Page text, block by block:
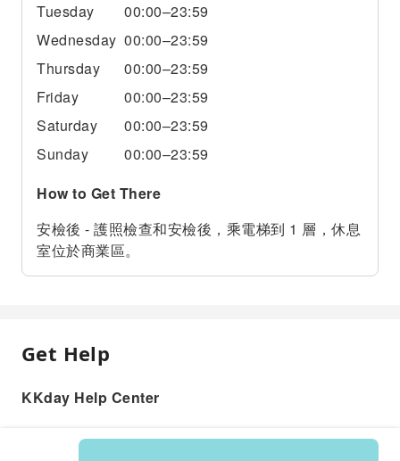
Tuesday
00:00–23:59
Wednesday 00:00–23:59
Thursday
00:00–23:59
Friday
00:00–23:59
Saturday
00:00–23:59
Sunday
00:00–23:59
How to Get There
安檢後 - 護照檢查和安檢後，乘電梯到 1 層，休息
室位於商業區。
Get Help
KKday Help Center